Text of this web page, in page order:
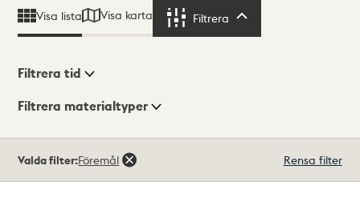
Visa lista Visa karta Filtrera
Visningsläge
Filtrera tid
Filtrera materialtyper
träffar
Valda filter:Föremål Rensa filter